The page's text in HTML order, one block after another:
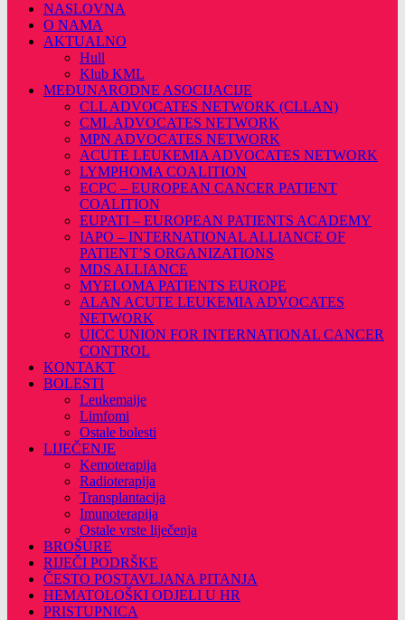
stranicu
NASLOVNA
O NAMA
AKTUALNO
Hull
Klub KML
MEĐUNARODNE ASOCIJACIJE
CLL ADVOCATES NETWORK (CLLAN)
CML ADVOCATES NETWORK
MPN ADVOCATES NETWORK
ACUTE LEUKEMIA ADVOCATES NETWORK
LYMPHOMA COALITION
ECPC – EUROPEAN CANCER PATIENT
COALITION
EUPATI – EUROPEAN PATIENTS ACADEMY
IAPO – INTERNATIONAL ALLIANCE OF
PATIENT’S ORGANIZATIONS
MDS ALLIANCE
MYELOMA PATIENTS EUROPE
ALAN ACUTE LEUKEMIA ADVOCATES
NETWORK
UICC UNION FOR INTERNATIONAL CANCER
CONTROL
KONTAKT
BOLESTI
Leukemaije
Limfomi
Ostale bolesti
LIJEČENJE
Kemoterapija
Radioterapija
Transplantacija
Imunoterapija
Ostale vrste liječenja
BROŠURE
RIJEČI PODRŠKE
ČESTO POSTAVLJANA PITANJA
HEMATOLOŠKI ODJELI U HR
PRISTUPNICA